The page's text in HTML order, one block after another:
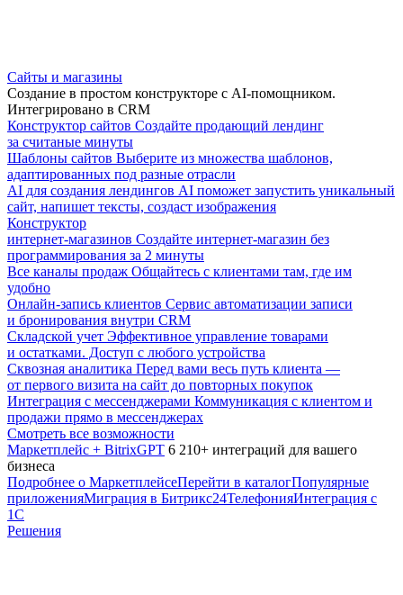
Сайты и магазины
Создание в простом конструкторе с AI-помощником.
Интегрировано в CRM
Конструктор сайтов Создайте продающий лендинг
за считаные минуты
Шаблоны сайтов Выберите из множества шаблонов,
адаптированных под разные отрасли
AI для создания лендингов AI поможет запустить уникальный
сайт, напишет тексты, создаст изображения
Конструктор
интернет-магазинов Создайте интернет-магазин без
программирования за 2 минуты
Все каналы продаж Общайтесь с клиентами там, где им
удобно
Онлайн-запись клиентов Сервис автоматизации записи
и бронирования внутри CRM
Складской учет Эффективное управление товарами
и остатками. Доступ с любого устройства
Сквозная аналитика Перед вами весь путь клиента —
от первого визита на сайт до повторных покупок
Интеграция с мессенджерами Коммуникация с клиентом и
продажи прямо в мессенджерах
Смотреть все возможности
Маркетплейс + BitrixGPT 6 210+ интеграций для вашего
бизнеса
Подробнее о МаркетплейсеПерейти в каталогПопулярные
приложенияМиграция в Битрикс24ТелефонияИнтеграция с
1С
Решения